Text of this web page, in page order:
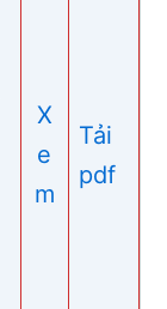
X
e
m
Tải
pdf